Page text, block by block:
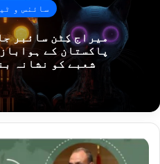
سائنس و
میراج کِٹن سائبر
پاکستان کے
شعبے کو نشانہ
ڈ